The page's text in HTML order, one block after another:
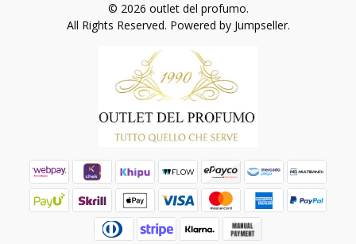
© 2026 outlet del profumo.
All Rights Reserved. Powered by Jumpseller.